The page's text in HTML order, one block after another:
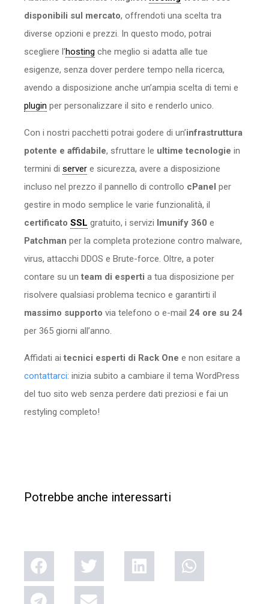
disponibili sul mercato, offrendoti una scelta tra
diverse opzioni e prezzi. In questo modo, potrai
scegliere l’hosting che meglio si adatta alle tue
esigenze, senza dover perdere tempo nella ricerca,
avendo a disposizione anche un’ampia scelta di temi e
plugin per personalizzare il sito e renderlo unico.
Con i nostri pacchetti potrai godere di un’infrastruttura
potente e affidabile, sfruttare le ultime tecnologie in
termini di server e sicurezza, avere a disposizione
incluso nel prezzo il pannello di controllo cPanel per
gestire in modo semplice le varie funzionalità, il
certificato SSL gratuito, i servizi Imunify 360 e
Patchman per la completa protezione contro malware,
virus, attacchi DDOS e Brute-force. Oltre, a poter
contare su un team di esperti a tua disposizione per
risolvere qualsiasi problema tecnico e garantirti il
massimo supporto via telefono o e-mail 24 ore su 24
per 365 giorni all’anno.
Affidati ai tecnici esperti di Rack One e non esitare a
contattarci: inizia subito a cambiare il tema WordPress
del tuo sito web senza perdere dati preziosi e fai un
restyling completo!
Potrebbe anche interessarti